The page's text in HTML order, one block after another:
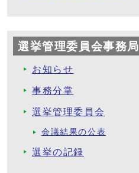
選挙管理委員会事務局
お知らせ
事務分掌
選挙管理委員会
会議結果の公表
選挙の記録